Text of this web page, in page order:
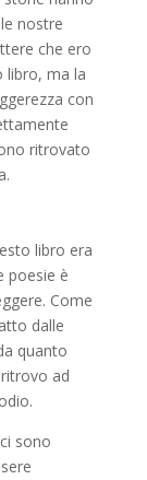
nostre
che ero
libro, ma la
con
ritrovato
libro era
poesie è
Come
dalle
quanto
ad
sono